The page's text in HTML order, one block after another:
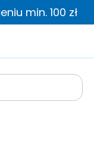
min. 100 zł